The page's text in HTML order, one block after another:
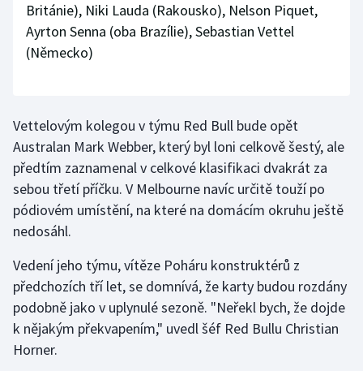
Parasport
Plavání
Ragby
Rychlobruslení
Rychlostní kanoistika
Short track
Sportovní střelba
Stolní tenis
Británie), Niki Lauda (Rakousko), Nelson Piquet,
Ayrton Senna (oba Brazílie), Sebastian Vettel
(Německo)
Vettelovým kolegou v týmu Red Bull bude opět
Australan Mark Webber, který byl loni celkově šestý, ale
předtím zaznamenal v celkové klasifikaci dvakrát za
sebou třetí příčku. V Melbourne navíc určitě touží po
pódiovém umístění, na které na domácím okruhu ještě
nedosáhl.
Vedení jeho týmu, vítěze Poháru konstruktérů z
předchozích tří let, se domnívá, že karty budou rozdány
podobně jako v uplynulé sezoně. "Neřekl bych, že dojde
k nějakým překvapením," uvedl šéf Red Bullu Christian
Horner.